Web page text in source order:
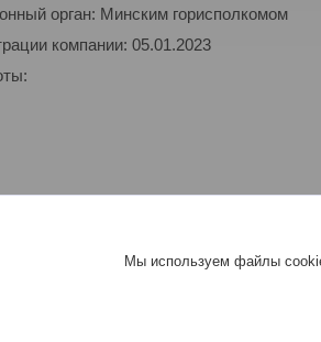
орган: Минским горисполкомом
компании: 05.01.2023
Мы используем файлы